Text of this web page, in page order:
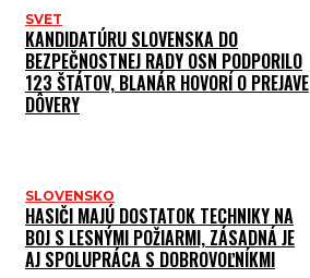
SVET
KANDIDATÚRU SLOVENSKA DO
BEZPEČNOSTNEJ RADY OSN PODPORILO
123 ŠTÁTOV, BLANÁR HOVORÍ O PREJAVE
DÔVERY
SLOVENSKO
HASIČI MAJÚ DOSTATOK TECHNIKY NA
BOJ S LESNÝMI POŽIARMI, ZÁSADNÁ JE
AJ SPOLUPRÁCA S DOBROVOĽNÍKMI